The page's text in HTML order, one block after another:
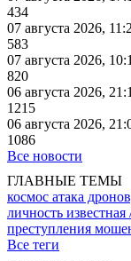
434
07 августа 2026,
583
07 августа 2026,
820
06 августа 2026,
1215
06 августа 2026,
1086
Все новости
ГЛАВНЫЕ ТЕМЫ
космос атака
личность
преступления
Все теги